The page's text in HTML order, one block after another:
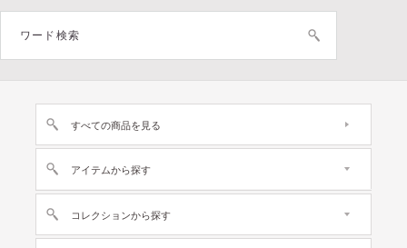
すべての商品を見る
アイテムから探す
コレクションから探す